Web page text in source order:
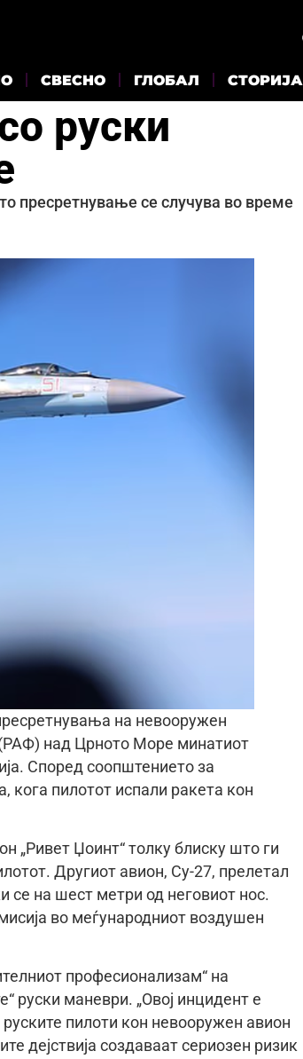
СВЕСНО ГЛОБАЛ СТОРИЈА
руски
пресретнување се случува во време
на невооружен
над Црното Море минатиот
Според соопштението за
кога пилотот испали ракета кон
„Ривет Џоинт“ толку блиску што ги
Другиот авион, Су-27, прелетал
се на шест метри од неговиот нос.
во меѓународниот воздушен
професионализам“ на
руски маневри. „Овој инцидент е
пилоти кон невооружен авион
дејствија создаваат сериозен ризик